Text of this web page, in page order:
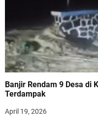
Banjir Rendam 9 Desa di
Terdampak
April 19, 2026